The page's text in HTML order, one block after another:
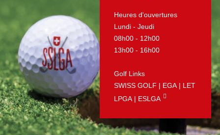
Heures d'ouvertures
Lundi - Jeudi
08h00 - 12h00
13h00 - 16h00
Golf Links
SWISS GOLF | EGA| LET
LPGA| ESLGA